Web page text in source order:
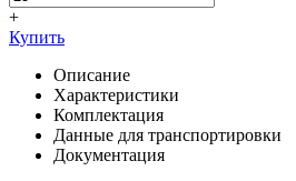
+
Купить
Описание
Характеристики
Комплектация
Данные для транспортировки
Документация